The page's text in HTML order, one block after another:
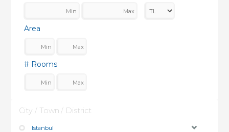
Area
# Rooms
City / Town / District
Istanbul